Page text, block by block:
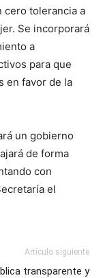
cero tolerancia a
Se incorporará
a
para que
en favor de la
un gobierno
de forma
con
el
Artículo siguiente
transparente y